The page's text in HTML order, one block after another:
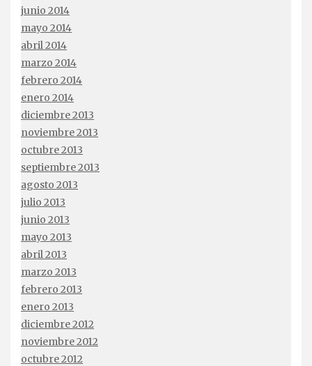
junio 2014
mayo 2014
abril 2014
marzo 2014
febrero 2014
enero 2014
diciembre 2013
noviembre 2013
octubre 2013
septiembre 2013
agosto 2013
julio 2013
junio 2013
mayo 2013
abril 2013
marzo 2013
febrero 2013
enero 2013
diciembre 2012
noviembre 2012
octubre 2012